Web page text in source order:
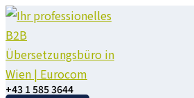
Zum
Inhalt
springen
+43 1 585 3644